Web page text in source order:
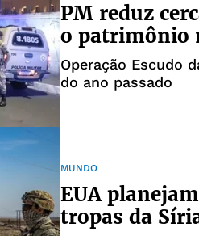
PM reduz
o patrimônio
Operação Escudo
do ano passado
MUNDO
EUA
tropas da